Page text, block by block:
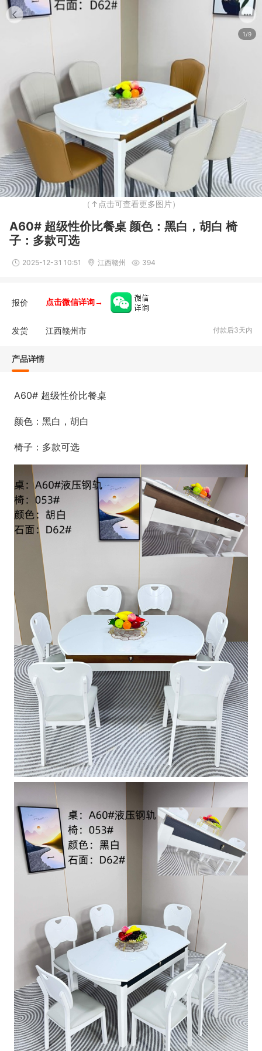
1/9
（↑点击可查看更多图片）
A60# 超级性价比餐桌 颜色：​黑白，胡白 ​椅
子：多款可选
2025-12-31 10:51 江西赣州 394
报价 点击微信详询→
发货 江西赣州市 付款后3天内
产品详情
A60# 超级性价比餐桌
颜色：黑白，胡白
椅子：多款可选